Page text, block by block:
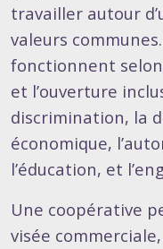
travailler autour
valeurs
fonctionnent selon
et l’ouverture
discrimination, la
économique,
l’éducation, et
Une coopérative
visée